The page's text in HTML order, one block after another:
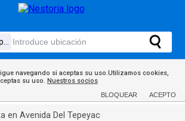
navegando si aceptas su uso.Utilizamos cookies,
su uso. Nuestros socios
BLOQUEAR ACEPTO
en Avenida Del Tepeyac